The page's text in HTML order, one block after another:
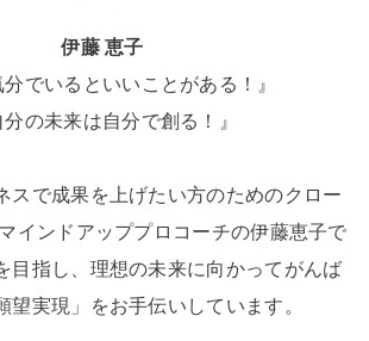
伊藤 恵子
分でいるといいことがある！』
分の未来は自分で創る！』
スで成果を上げたい方のためのクロー
インドアッププロコーチの伊藤恵子で
目指し、理想の未来に向かってがんば
望実現」をお手伝いしています。